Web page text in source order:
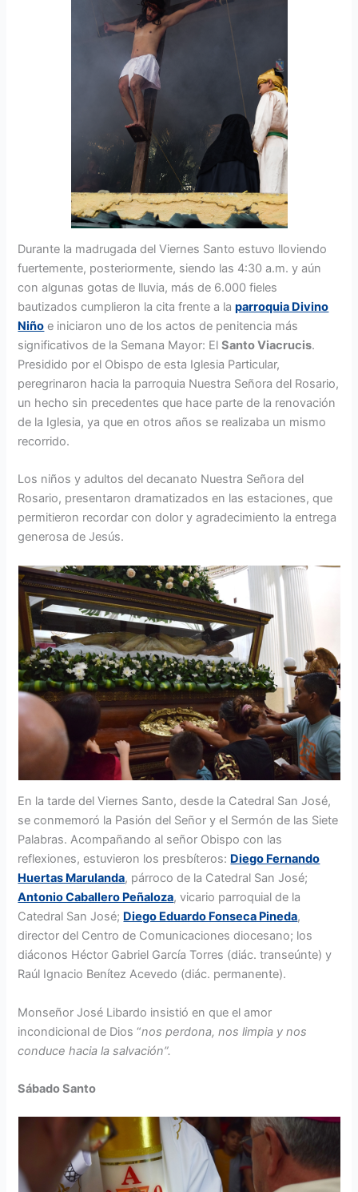
Durante la madrugada del Viernes Santo estuvo lloviendo
fuertemente, posteriormente, siendo las 4:30 a.m. y aún
con algunas gotas de lluvia, más de 6.000 fieles
bautizados cumplieron la cita frente a laparroquia Divino
Niño e iniciaron uno de los actos de penitencia más
significativos de la Semana Mayor: ElSanto Viacrucis.
Presidido por el Obispo de esta Iglesia Particular,
peregrinaron hacia la parroquia Nuestra Señora del Rosario,
un hecho sin precedentes que hace parte de la renovación
de la Iglesia, ya que en otros años se realizaba un mismo
recorrido.
Los niños y adultos del decanato Nuestra Señora del
Rosario, presentaron dramatizados en las estaciones, que
permitieron recordar con dolor y agradecimiento la entrega
generosa de Jesús.
En la tarde del Viernes Santo, desde la Catedral San José,
se conmemoró la Pasión del Señor y el Sermón de las Siete
Palabras. Acompañando al señor Obispo con las
reflexiones, estuvieron los presbíteros: Diego Fernando
Huertas Marulanda, párroco de la Catedral San José;
Antonio Caballero Peñaloza, vicario parroquial de la
Catedral San José; Diego Eduardo Fonseca Pineda,
director del Centro de Comunicaciones diocesano; los
diáconos Héctor Gabriel García Torres (diác. transeúnte) y
Raúl Ignacio Benítez Acevedo (diác. permanente).
Monseñor José Libardo insistió en que el amor
incondicional de Dios “nos perdona, nos limpia y nos
conduce hacia la salvación”.
Sábado Santo